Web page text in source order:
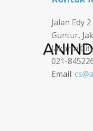
Jalan Edy
Guntur,
Jakarta
021-
Email: